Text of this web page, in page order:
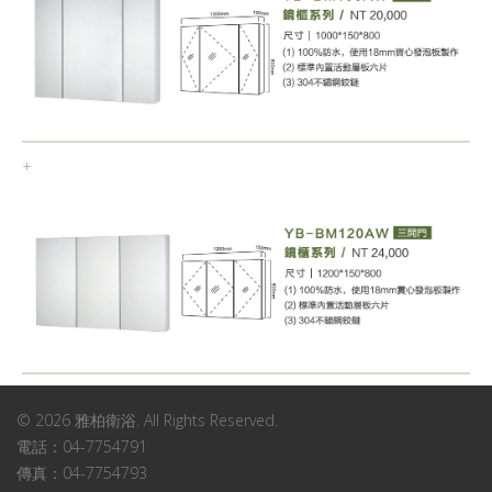
+
© 2026 雅柏衛浴. All Rights Reserved.
電話：04-7754791
傳真：04-7754793